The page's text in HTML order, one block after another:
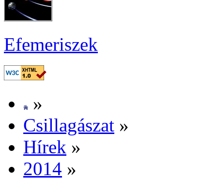
Efe­me­ri­szek
»
Csil­la­gá­szat »
Hí­rek »
2014 »